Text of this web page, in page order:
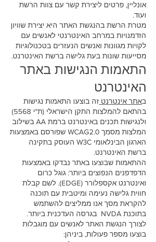
אונליין, פרטים ליצירת קשר עם צוות הרשת
ועוד.
מטרת הרשת בהנגשת האתר היא יצירת שוויון
הזדמנויות במרחב האינטרנטי לאנשים עם
לקויות מגוונות ואנשים הנעזרים בטכנולוגיות
מסייעות שונות בעת גלישה ברשת האינטרנט.
התאמות הנגישות באתר
האינטרנט
באתר אינטרנט זה בוצעו התאמות נגישות
בהתאם להמלצות התקן הישראלי (ת"י 5568)
ולנגישות תכנים באינטרנט ברמת AA בשילוב
המלצות מסמך WCAG2.0 שפורסם באמצעות
הארגון הבינלאומי W3C העוסק בתקינה
ברשת האינטרנט.
ההתאמות שבוצעו באתר נבדקו באמצעות
הדפדפנים הנפוצים ביותר: גוגל כרום
ואינטרנט אקספלורר (EDGE). לשם קבלת
חווית גלישה נעימה ומיטבית עם תוכנה
להקראת מסך אנו ממליצים להשתמש
בתוכנת NVDA בגרסה העדכנית ביותר.
לצורך הנגשת האתר לאנשים עם מוגבלות
בוצעו מספר פעולות, ביניהן: